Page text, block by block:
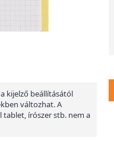
kijelző beállításától
változhat. A
írószer stb. nem a